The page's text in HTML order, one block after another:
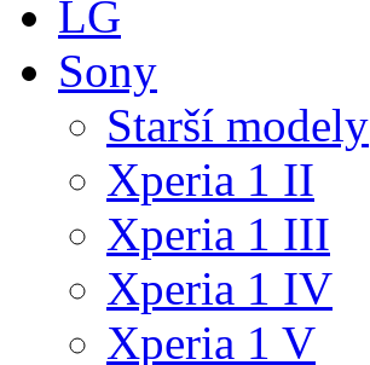
LG
Sony
Starší modely
Xperia 1 II
Xperia 1 III
Xperia 1 IV
Xperia 1 V